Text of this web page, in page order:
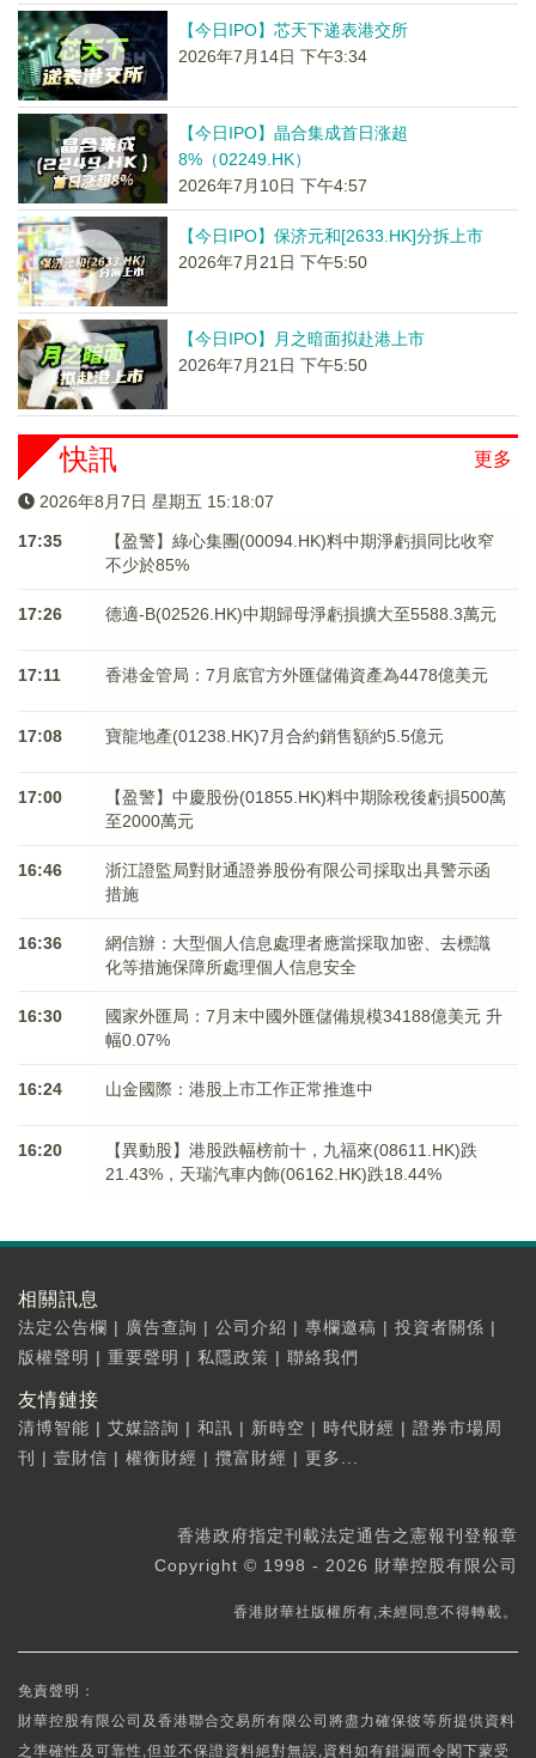
【今日IPO】芯天下递表港交所
2026年7月14日 下午3:34
【今日IPO】晶合集成首日涨超
8%（02249.HK）
2026年7月10日 下午4:57
【今日IPO】保济元和[2633.HK]分拆上市
2026年7月21日 下午5:50
【今日IPO】月之暗面拟赴港上市
2026年7月21日 下午5:50
更多
快訊
2026年8月7日 星期五 15:18:07
17:35
【盈警】綠心集團(00094.HK)料中期淨虧損同比收窄
不少於85%
17:26 德適-B(02526.HK)中期歸母淨虧損擴大至5588.3萬元
17:11 香港金管局：7月底官方外匯儲備資產為4478億美元
17:08 寶龍地產(01238.HK)7月合約銷售額約5.5億元
17:00
【盈警】中慶股份(01855.HK)料中期除稅後虧損500萬
至2000萬元
16:46
浙江證監局對財通證券股份有限公司採取出具警示函
措施
16:36
網信辦：大型個人信息處理者應當採取加密、去標識
化等措施保障所處理個人信息安全
16:30
國家外匯局：7月末中國外匯儲備規模34188億美元 升
幅0.07%
16:24 山金國際：港股上市工作正常推進中
16:20
【異動股】港股跌幅榜前十，九福來(08611.HK)跌
21.43%，天瑞汽車内飾(06162.HK)跌18.44%
相關訊息
法定公告欄 | 廣告查詢 | 公司介紹 | 專欄邀稿 | 投資者關係 |
版權聲明 | 重要聲明 | 私隱政策 | 聯絡我們
友情鏈接
清博智能 | 艾媒諮詢 | 和訊 | 新時空 | 時代財經 | 證券市場周
刊
| 壹財信 | 權衡財經 | 攬富財經 | 更多...
香港政府指定刊載法定通告之憲報刊登報章
Copyright © 1998 - 2026 財華控股有限公司
香港財華社版權所有,未經同意不得轉載。
免責聲明：
財華控股有限公司及香港聯合交易所有限公司將盡力確保彼等所提供資料
之準確性及可靠性,但並不保證資料絕對無誤,資料如有錯漏而令閣下蒙受